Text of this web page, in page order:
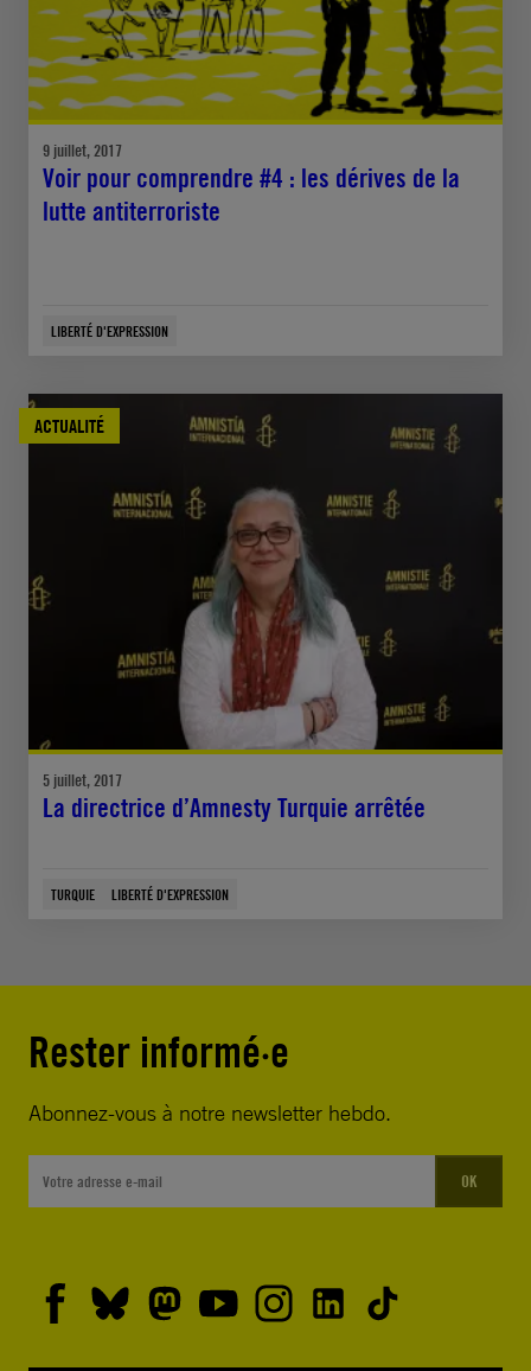
9 juillet, 2017
Voir pour comprendre #4 : les dérives de la
lutte antiterroriste
LIBERTÉ D'EXPRESSION
ACTUALITÉ
5 juillet, 2017
La directrice d’Amnesty Turquie arrêtée
TURQUIE LIBERTÉ D'EXPRESSION
Rester informé·e
Abonnez-vous à notre newsletter hebdo.
OK